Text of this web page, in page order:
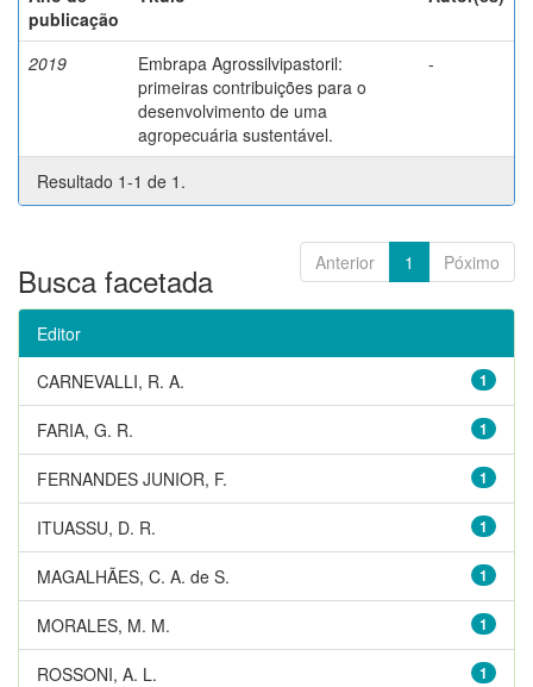
publicação
2019
Embrapa Agrossilvipastoril:
primeiras contribuições para o
desenvolvimento de uma
agropecuária sustentável.
-
Resultado 1-1 de 1.
Anterior 1 Póximo
Busca facetada
Editor
1
CARNEVALLI, R. A.
1
FARIA, G. R.
1
FERNANDES JUNIOR, F.
1
ITUASSU, D. R.
1
MAGALHÃES, C. A. de S.
1
MORALES, M. M.
1
ROSSONI, A. L.